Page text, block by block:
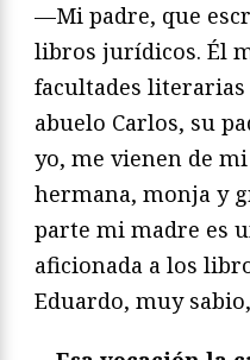
—Mi padre, que
libros jurídicos. Él
facultades
abuelo Carlos, su
yo, me vienen de
hermana, monja y
parte mi madre es
aficionada a los
Eduardo, muy